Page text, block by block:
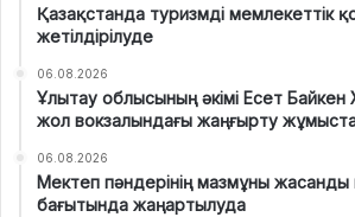
Қазақстанда туризмді мемлекеттік
жетілдірілуде
06.08.2026
Ұлытау облысының әкімі Есет Байкен
жол вокзалындағы жаңғырту
06.08.2026
Мектеп пәндерінің мазмұны жасанды
бағытында жаңартылуда